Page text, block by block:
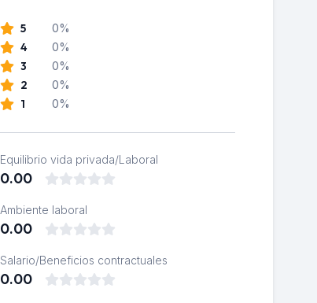
5 0%
4 0%
3 0%
2 0%
1 0%
Equilibrio vida privada/Laboral
0.00
Ambiente laboral
0.00
Salario/Beneficios contractuales
0.00